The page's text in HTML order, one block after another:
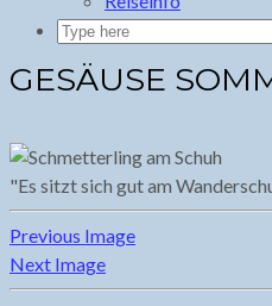
GESÄUSE
"Es sitzt sich gut am
Previous Image
Next Image